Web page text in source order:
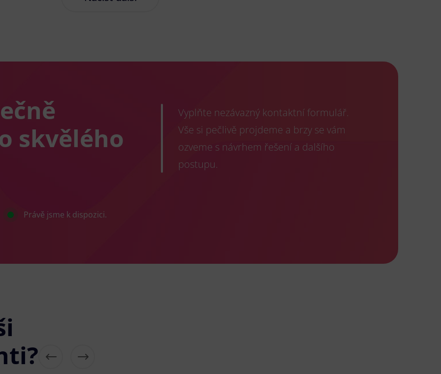
skvělého
Vyplňte nezávazný kontaktní formulář.
Vše si pečlivě projdeme a brzy se vám
ozveme s návrhem řešení a dalšího
postupu.
Právě jsme k dispozici.